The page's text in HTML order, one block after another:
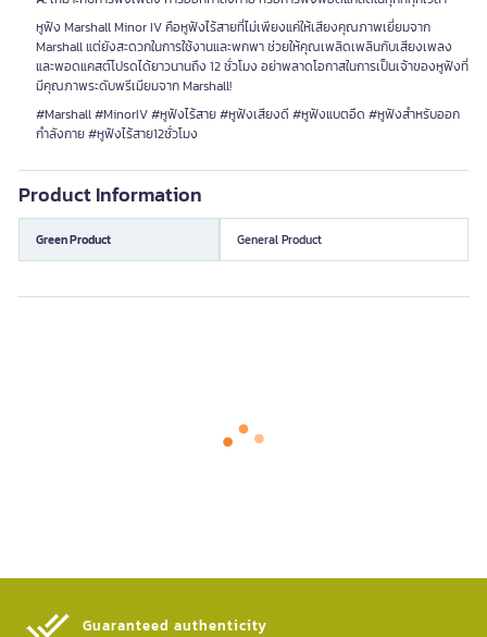
หูฟัง Marshall Minor IV คือหูฟังไร้สายที่ไม่เพียงแค่ให้เสียงคุณภาพเยี่ยมจาก
Marshall แต่ยังสะดวกในการใช้งานและพกพา ช่วยให้คุณเพลิดเพลินกับเสียงเพลง
และพอดแคสต์โปรดได้ยาวนานถึง 12 ชั่วโมง อย่าพลาดโอกาสในการเป็นเจ้าของหูฟังที่
มีคุณภาพระดับพรีเมียมจาก Marshall!
#Marshall #MinorIV #หูฟังไร้สาย #หูฟังเสียงดี #หูฟังแบตอึด #หูฟังสำหรับออก
กำลังกาย #หูฟังไร้สาย12ชั่วโมง
Product Information
Green Product General Product
Guaranteed authenticity​